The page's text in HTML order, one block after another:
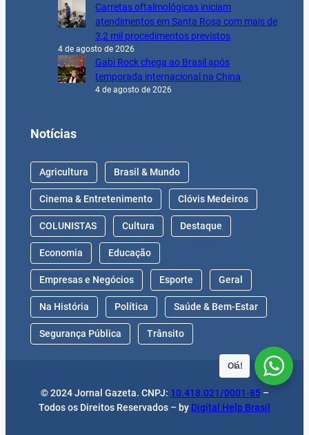
Carretas oftalmológicas iniciam
atendimentos em Santa Rosa com mais de
3,2 mil procedimentos previstos
4 de agosto de 2026
Gabi Rock chega ao Brasil após
temporada internacional na China
4 de agosto de 2026
Notícias
Agricultura Brasil & Mundo
Cinema & Entretenimento Clóvis Medeiros
COLUNISTAS Cultura Destaque
Economia Educação
Empresas e Negócios Esporte Geral
Na História Política Saúde & Bem-Estar
Segurança Pública Trânsito
© 2024 Jornal Gazeta. CNPJ: 10.418.021/0001-85–
Todos os Direitos Reservados – by Digital Help Brasil
Olá!